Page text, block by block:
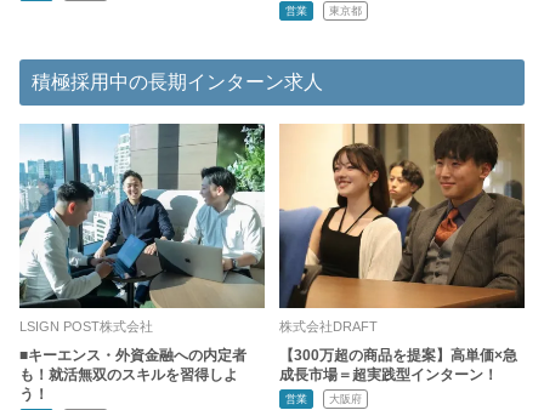
営業 東京都
積極採用中の長期インターン求人
LSIGN POST株式会社
■キーエンス・外資金融への内定者
も！就活無双のスキルを習得しよ
う！
株式会社DRAFT
【300万超の商品を提案】高単価×急
成長市場＝超実践型インターン！
営業 大阪府